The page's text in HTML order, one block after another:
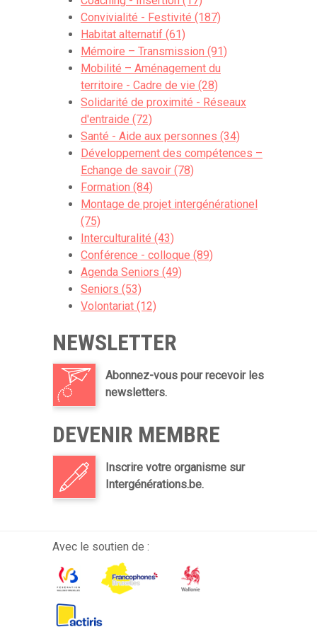
célèbres cerisiers du Japon.
Cherry Radio 1170
Pour capter la voix des habitants
Pour diffuser les bonnes ondes de tous et
toutes
Pour raconter et partager
Pour poser des questions à haute voix
Pour s’écouter les uns et les autres
Nos premiers podcasts parlent d’
celle du voisin ou de la voisine, celle de
notre meilleur.e ami.e, l’amour de la
solitude, du mariage, bref, ces liens qui
nous tiennent à cœur.
Interviews réalisées avec les participantes
de ‘Moments de femmes’,
les jeunes de la Maison de Quartier des
des bénéficiaires de Vivre chez Soi, David
Leisterh (CPAS),
Olivier Deleuze (bourgmestre) et des
voisins du projet de la ‘Carte Bavarde’
Convivialité - Festivité (187)
Habitat alternatif (61)
Mémoire – Transmission (91)
Mobilité – Aménagement du
territoire - Cadre de vie (28)
Solidarité de proximité - Réseaux
d'entraide (72)
Santé - Aide aux personnes (34)
Développement des compétences –
Echange de savoir (78)
Formation (84)
Montage de projet intergénérationel
(75)
Interculturalité (43)
Conférence - colloque (89)
Agenda Seniors (49)
Seniors (53)
Volontariat (12)
NEWSLETTER
Abonnez-vous pour recevoir les
newsletters.
DEVENIR MEMBRE
Inscrire votre organisme sur
Intergénérations.be.
Avec le soutien de :